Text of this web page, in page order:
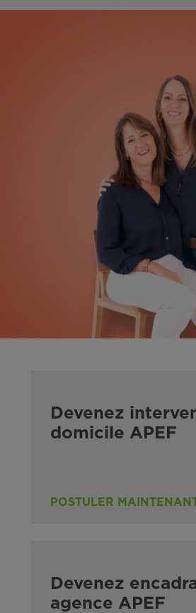
Devenez
domicile APEF
POSTULER
Devenez
agence APEF